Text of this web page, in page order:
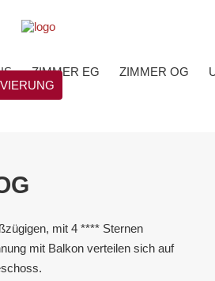
ZIMMER EG ZIMMER OG
mit 4 **** Sternen
mit Balkon verteilen sich auf